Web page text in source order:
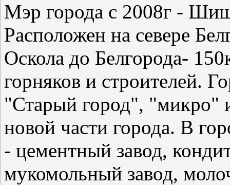
Мэр города с 2008г -
Расположен на севере
Оскола до Белгорода-
горняков и строителей.
"Старый город", "микро"
новой части города. В
- цементный завод,
мукомольный завод,